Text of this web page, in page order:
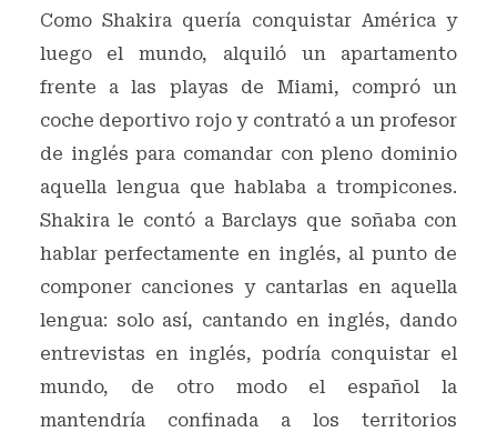
Como Shakira quería conquistar América y
luego el mundo, alquiló un apartamento
frente a las playas de Miami, compró un
coche deportivo rojo y contrató a un profesor
de inglés para comandar con pleno dominio
aquella lengua que hablaba a trompicones.
Shakira le contó a Barclays que soñaba con
hablar perfectamente en inglés, al punto de
componer canciones y cantarlas en aquella
lengua: solo así, cantando en inglés, dando
entrevistas en inglés, podría conquistar el
mundo, de otro modo el español la
mantendría confinada a los territorios